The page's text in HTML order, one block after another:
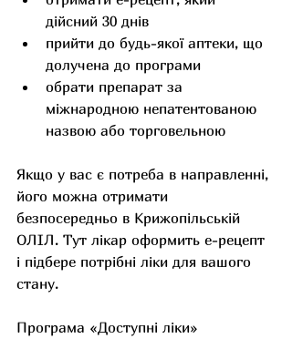
дійсний 30 днів
прийти до будь-якої аптеки, що
долучена до програми
обрати препарат за
міжнародною непатентованою
назвою або торговельною
Якщо у вас є потреба в направленні,
його можна отримати
безпосередньо в Крижопільській
ОЛІЛ. Тут лікар оформить е-рецепт
і підбере потрібні ліки для вашого
стану.
Програма «Доступні ліки»